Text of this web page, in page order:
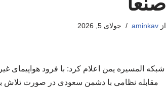
ازaminkav جولای 5, 2026
شبکه المسیره یمن اعلام کرد: با فرود هواپیمای
مقابله نظامی با دشمن سعودی در صورت تلاش